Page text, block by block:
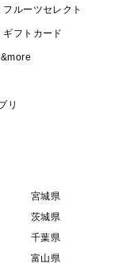
てください。
障害を起こしや
の直前に行うの
ルーツセレクト
ギフトカード
リ
宮城県
茨城県
千葉県
富山県